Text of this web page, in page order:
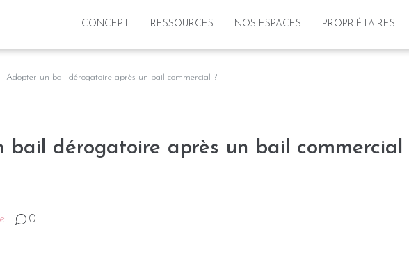
CONCEPT RESSOURCES NOS ESPACES PROPRIÉTAIRES
Adopter un bail dérogatoire après un bail commercial ?
bail dérogatoire après un bail commercial
0